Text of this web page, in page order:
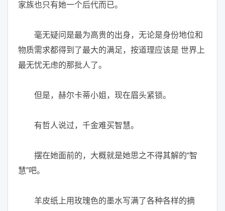
家族也只有她一个后代而已。
毫无疑问是最为高贵的出身，无论是身份地位和
物质需求都得到了最大的满足，按道理应该是 世界上
最无忧无虑的那批人了。
但是，赫尔卡蒂小姐，现在眉头紧锁。
有哲人说过，千金难买智慧。
摆在她面前的，大概就是她思之不得其解的“智
慧”吧。
羊皮纸上用玫瑰色的墨水写满了各种各样的摘